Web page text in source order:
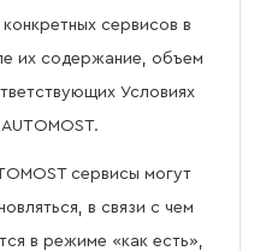
сервисов в
их содержание, объем
Условиях
сервисы могут
в связи с чем
в режиме «как есть»,